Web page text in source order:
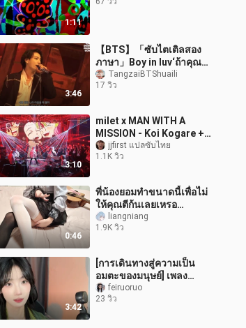
1:11
3:46
【BTS】「ซับไตเติลสอง
ภาษา」Boy in luv‘ถ้าคุณ
พลาดผู้ชายอย่างฉันไป คุณ
จะต้องเสียใจ’
TangzaiBTShuaili
17 วิว
3:10
milet x MAN WITH A
MISSION - Koi Kogare +
Kizuna No Kiseki (74th
NHK Kouhaku Uta
jjfirst แปลซับไทย
1.1K วิว
0:46
พี่น้องยอมทำขนาดนี้เพื่อไม่
ให้คุณตีก้นเลยเหรอ…
liangniang
1.9K วิว
3:42
[การเดินทางสู่ความเป็น
อมตะของมนุษย์] เพลง
ประกอบละคร "Returning
Tide" ของ Yuan Yao
feiruoruo
23 วิว